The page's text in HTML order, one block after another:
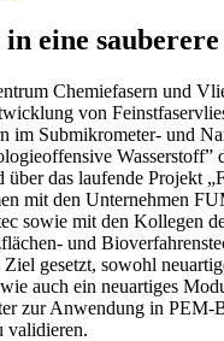
eine
Chemiefasern und
von
im Submikrometer- und
über das laufende Projekt
mit den Unternehmen
sowie mit den Kollegen
und
gesetzt, sowohl
auch ein neuartiges
zur Anwendung in PEM-
validieren.